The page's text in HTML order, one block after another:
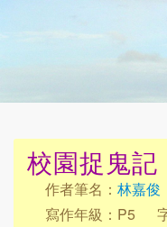
校園捉鬼記
作者筆名： 林嘉俊
寫作年級：P5